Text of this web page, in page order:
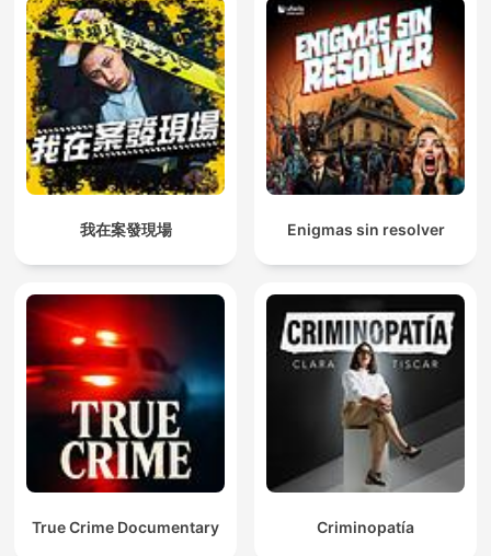
我在案發現場 Enigmas sin resolver
True Crime Documentary Criminopatía